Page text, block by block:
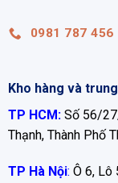
0981 787 456
Kho hàng và
TP HCM: Số 56/
Thạnh, Thành Phố
TP Hà Nội: Ô 6, Lô